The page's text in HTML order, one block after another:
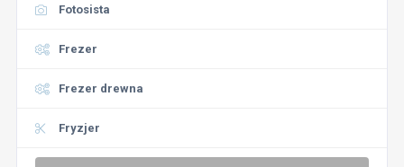
Fotosista
Frezer
Frezer drewna
Fryzjer